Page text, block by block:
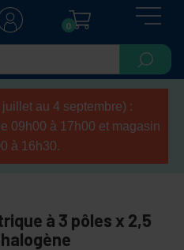
0
au 4 septembre) :
09h00 à 17h00 et magasin
à 16h30.
à 3 pôles x 2,5
halogène